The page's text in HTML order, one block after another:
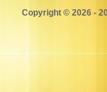
Copyright © 2026 -